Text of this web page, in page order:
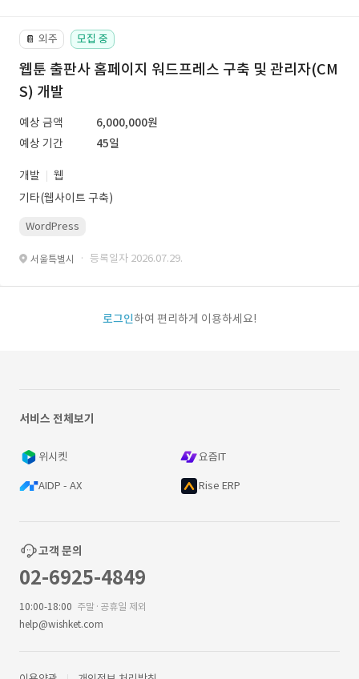
📔 외주 모집 중
웹툰 출판사 홈페이지 워드프레스 구축 및 관리자(CM
S) 개발
예상 금액
6,000,000원
예상 기간
45일
개발
웹
기타(웹사이트 구축)
WordPress
서울특별시 · 등록일자 2026.07.29.
로그인하여 편리하게 이용하세요!
서비스 전체보기
위시켓 요즘IT
AIDP - AX Rise ERP
고객 문의
02-6925-4849
10:00-18:00 주말·공휴일 제외
help@wishket.com